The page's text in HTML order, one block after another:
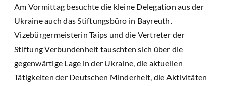
Am Vormittag besuchte die kleine Delegation aus der
Ukraine auch das Stiftungsbüro in Bayreuth.
Vizebürgermeisterin Taips und die Vertreter der
Stiftung Verbundenheit tauschten sich über die
gegenwärtige Lage in der Ukraine, die aktuellen
Tätigkeiten der Deutschen Minderheit, die Aktivitäten